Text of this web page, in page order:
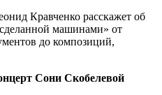
Кравченко расскажет об
машинами» от
до композиций,
Сони Скобелевой